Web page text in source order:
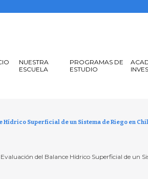
NUESTRA
ESCUELA
PROGRAMAS DE
ESTUDIO
Hídrico Superficial de un Sistema de Riego en
del Balance Hídrico Superficial de un